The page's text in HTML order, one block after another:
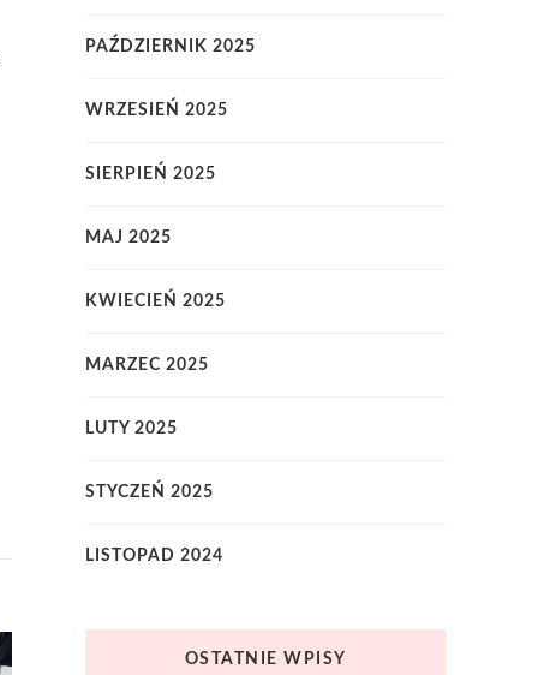
PAŹDZIERNIK 2025
WRZESIEŃ 2025
SIERPIEŃ 2025
MAJ 2025
KWIECIEŃ 2025
MARZEC 2025
LUTY 2025
STYCZEŃ 2025
LISTOPAD 2024
OSTATNIE WPISY